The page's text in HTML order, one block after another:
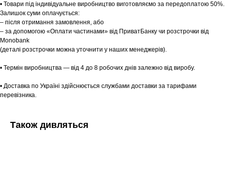
• Товари під індивідуальне виробництво виготовляємо за передоплатою 50%.
Залишок суми оплачується:
– після отримання замовлення, або
– за допомогою «Оплати частинами» від ПриватБанку чи розстрочки від
Monobank
(деталі розстрочки можна уточнити у наших менеджерів).
• Термін виробництва — від 4 до 8 робочих днів залежно від виробу.
• Доставка по Україні здійснюється службами доставки за тарифами
перевізника.
Також дивляться
Tekstura
Заплануйте візит у простір створений
для вас